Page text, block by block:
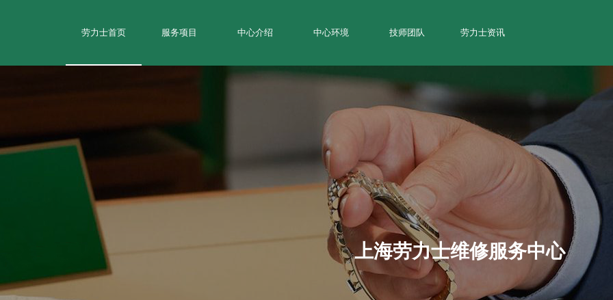
劳力士首页 服务项目 中心介绍 中心环境 技师团队 劳力士资讯
上海劳力士维修服务中心